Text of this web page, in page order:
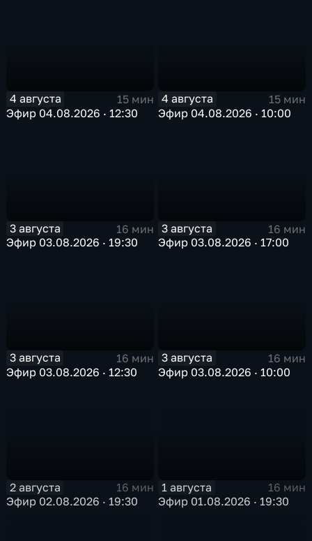
4 августа
15 мин
Эфир 04.08.2026 · 12:30
4 августа
15 мин
Эфир 04.08.2026 · 10:00
3 августа
16 мин
Эфир 03.08.2026 · 19:30
3 августа
16 мин
Эфир 03.08.2026 · 17:00
3 августа
16 мин
Эфир 03.08.2026 · 12:30
3 августа
16 мин
Эфир 03.08.2026 · 10:00
2 августа
16 мин
Эфир 02.08.2026 · 19:30
1 августа
16 мин
Эфир 01.08.2026 · 19:30